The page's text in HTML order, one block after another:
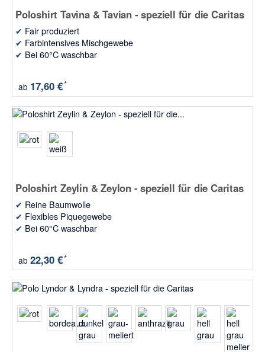
Poloshirt Tavina & Tavian - speziell für die Caritas
✔ Fair produziert
✔ Farbintensives Mischgewebe
✔ Bei 60°C waschbar
ab 17,60 €*
Poloshirt Zeylin & Zeylon - speziell für die Caritas
✔ Reine Baumwolle
✔ Flexibles Piquegewebe
✔ Bei 60°C waschbar
ab 22,30 €*